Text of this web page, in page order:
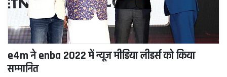
e4m ने enba 2022 में न्यूज मीडिया लीडर्स को किया
सम्मानित